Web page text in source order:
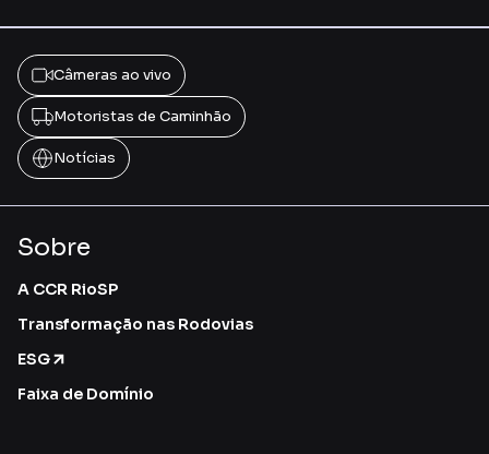
Câmeras ao vivo
Motoristas de Caminhão
Notícias
Sobre
A CCR RioSP
Transformação nas Rodovias
ESG
Faixa de Domínio